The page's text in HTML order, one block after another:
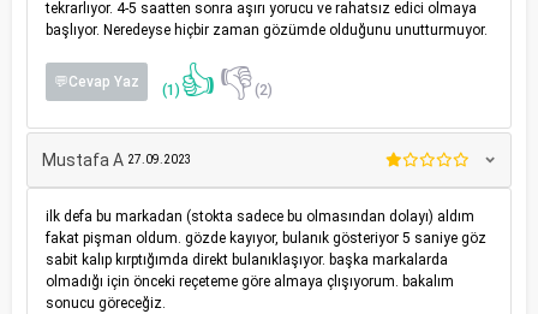
tekrarlıyor. 4-5 saatten sonra aşırı yorucu ve rahatsız edici olmaya
başlıyor. Neredeyse hiçbir zaman gözümde olduğunu unutturmuyor.
💬Cevap Yaz (1) 👍👎(2)
Mustafa A 27.09.2023
ilk defa bu markadan (stokta sadece bu olmasından dolayı) aldım
fakat pişman oldum. gözde kayıyor, bulanık gösteriyor 5 saniye göz
sabit kalıp kırptığımda direkt bulanıklaşıyor. başka markalarda
olmadığı için önceki reçeteme göre almaya çlışıyorum. bakalım
sonucu göreceğiz.